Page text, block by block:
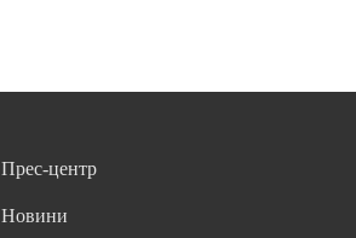
Прес-центр
Новини